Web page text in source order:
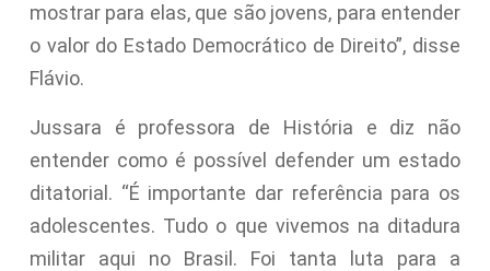
mostrar para elas, que são jovens, para entender
o valor do Estado Democrático de Direito”, disse
Flávio.
Jussara é professora de História e diz não
entender como é possível defender um estado
ditatorial. “É importante dar referência para os
adolescentes. Tudo o que vivemos na ditadura
militar aqui no Brasil. Foi tanta luta para a